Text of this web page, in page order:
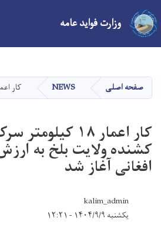
main
content
وزارت فواید عامه
صفحه اصلی NEWS کار اعمار ۱۸ کیلومتر سرک ولسوالی کشنده ولایت بلخ به ارزش
کار اعمار ۱۸
افغانی آغاز شد
kalim_admin
یکشنبه ۱۴۰۴/۹/۹ - ۱۲:۲۱